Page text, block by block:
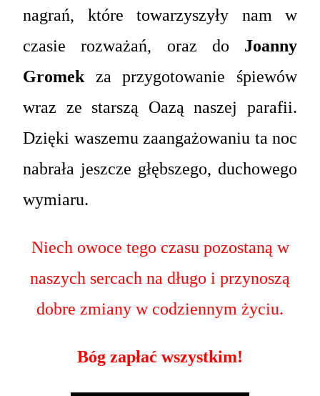
nagrań, które towarzyszyły nam w
czasie rozważań, oraz do Joanny
Gromek za przygotowanie śpiewów
wraz ze starszą Oazą naszej parafii.
Dzięki waszemu zaangażowaniu ta noc
nabrała jeszcze głębszego, duchowego
wymiaru.
Niech owoce tego czasu pozostaną w
naszych sercach na długo i przynoszą
dobre zmiany w codziennym życiu.
Bóg zapłać wszystkim!